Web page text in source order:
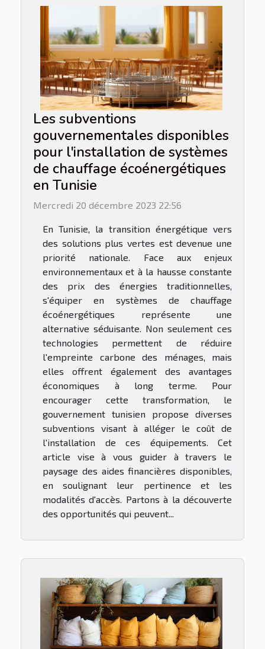
Les subventions
gouvernementales disponibles
pour l'installation de systèmes
de chauffage écoénergétiques
en Tunisie
Mercredi 20 décembre 2023 22:56
En Tunisie, la transition énergétique vers
des solutions plus vertes est devenue une
priorité nationale. Face aux enjeux
environnementaux et à la hausse constante
des prix des énergies traditionnelles,
s'équiper en systèmes de chauffage
écoénergétiques représente une
alternative séduisante. Non seulement ces
technologies permettent de réduire
l'empreinte carbone des ménages, mais
elles offrent également des avantages
économiques à long terme. Pour
encourager cette transformation, le
gouvernement tunisien propose diverses
subventions visant à alléger le coût de
l'installation de ces équipements. Cet
article vise à vous guider à travers le
paysage des aides financières disponibles,
en soulignant leur pertinence et les
modalités d'accès. Partons à la découverte
des opportunités qui peuvent...